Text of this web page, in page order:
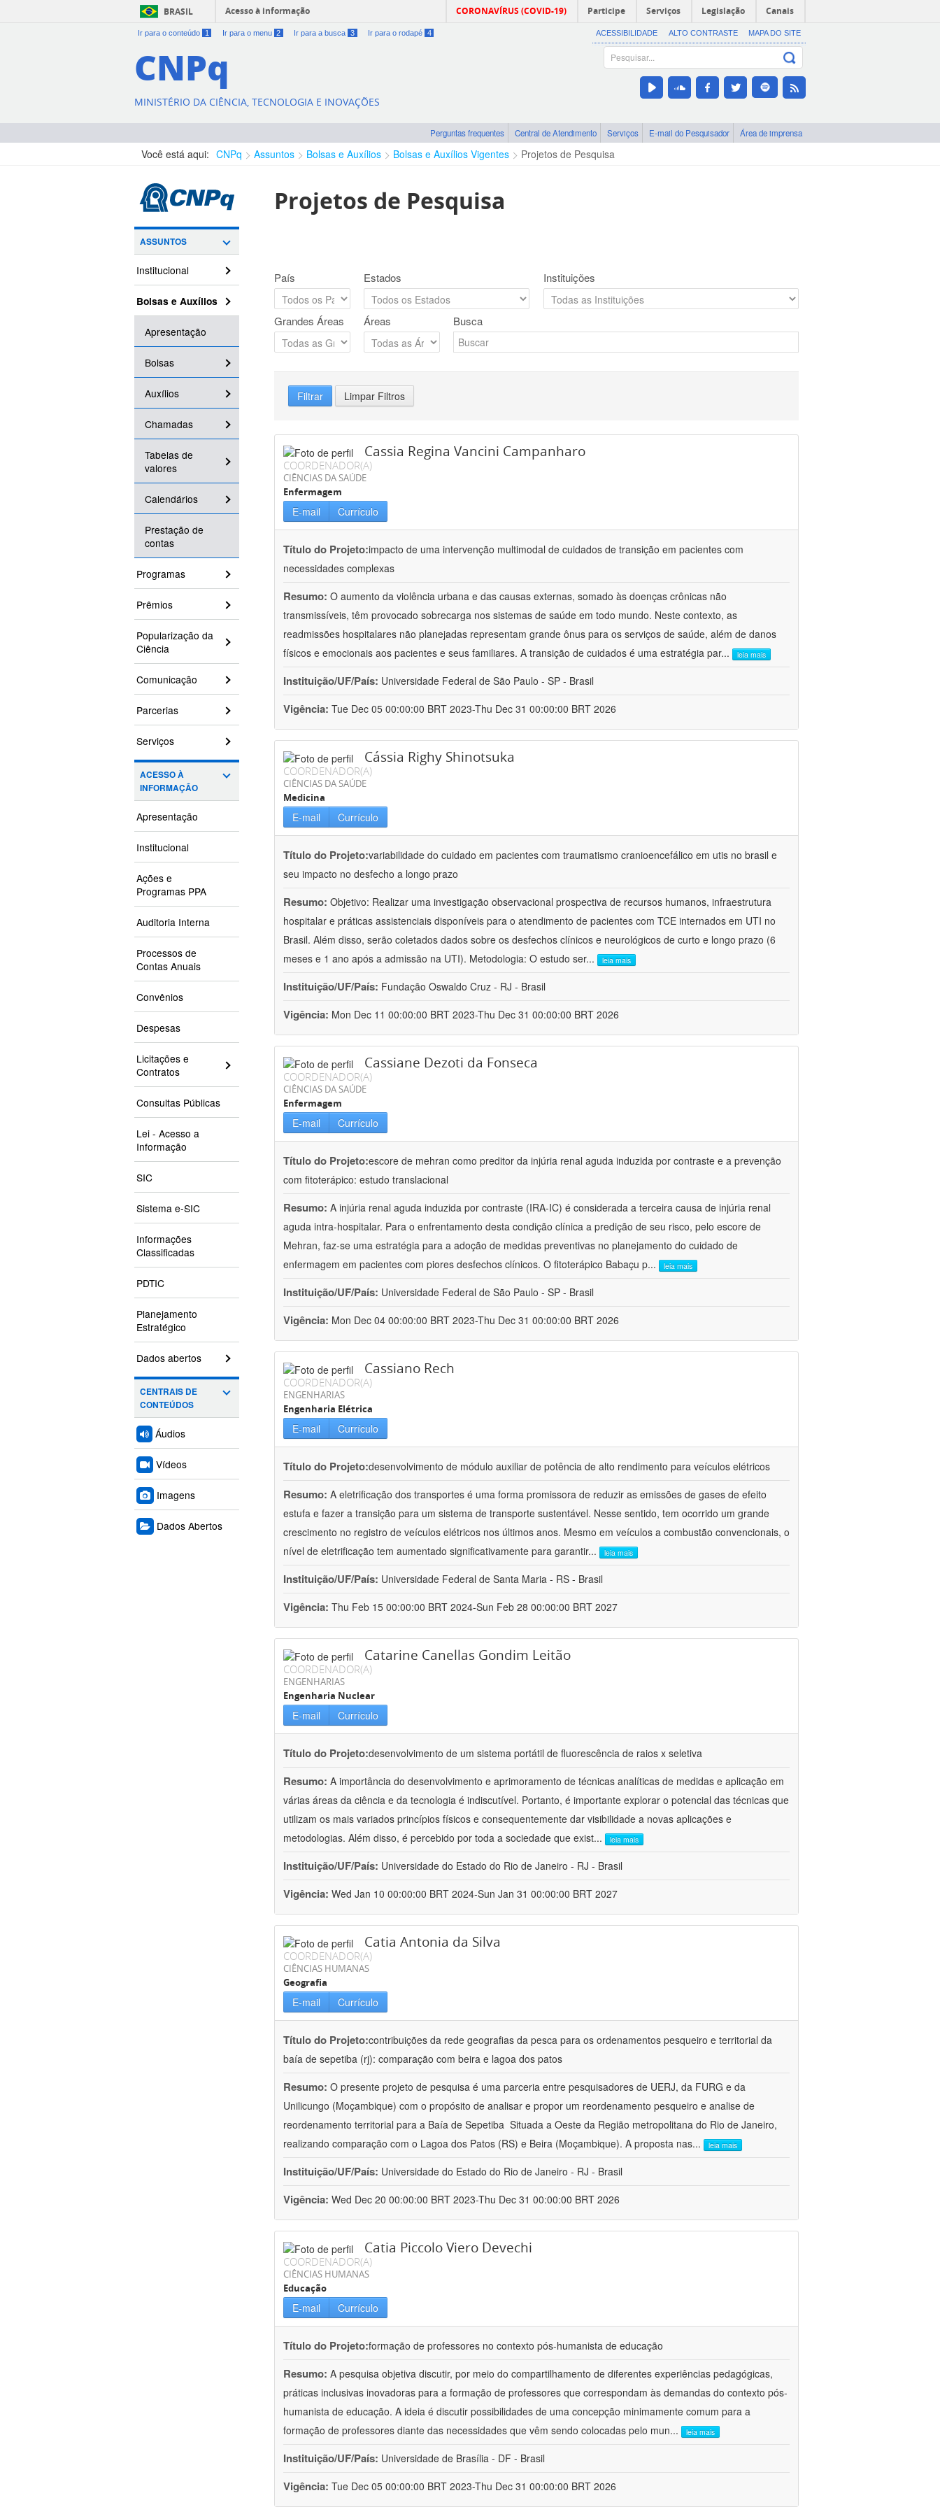
BRASIL Acesso à informação CORONAVÍRUS (COVID-19) Participe Serviços Legislação Canais
Ir para o conteúdo 1 Ir para o menu 2 Ir para a busca 3 Ir para o rodapé 4 ACESSIBILIDADE ALTO CONTRASTE MAPA DO SITE
CNPq
MINISTÉRIO DA CIÊNCIA, TECNOLOGIA E INOVAÇÕES
Perguntas frequentes Central de Atendimento Serviços E-mail do Pesquisador Área de imprensa
Você está aqui: CNPq Assuntos Bolsas e Auxílios Bolsas e Auxílios Vigentes Projetos de Pesquisa
ASSUNTOS
Institucional
Bolsas e Auxílios
Apresentação
Bolsas
Auxílios
Chamadas
Tabelas de
valores
Calendários
Prestação de
contas
Programas
Prêmios
Popularização da
Ciência
Comunicação
Parcerias
Serviços
ACESSO À
INFORMAÇÃO
Apresentação
Institucional
Ações e
Programas PPA
Auditoria Interna
Processos de
Contas Anuais
Convênios
Despesas
Licitações e
Contratos
Consultas Públicas
Lei - Acesso a
Informação
SIC
Sistema e-SIC
Informações
Classificadas
PDTIC
Planejamento
Estratégico
Dados abertos
CENTRAIS DE
CONTEÚDOS
Áudios
Vídeos
Imagens
Dados Abertos
Projetos de Pesquisa
País Estados Instituições
Grandes Áreas Áreas Busca
Filtrar Limpar Filtros
Cassia Regina Vancini Campanharo
COORDENADOR(A)
CIÊNCIAS DA SAÚDE
Enfermagem
E-mail Currículo
Título do Projeto:impacto de uma intervenção multimodal de cuidados de transição em pacientes com
necessidades complexas
Resumo: O aumento da violência urbana e das causas externas, somado às doenças crônicas não
transmissíveis, têm provocado sobrecarga nos sistemas de saúde em todo mundo. Neste contexto, as
readmissões hospitalares não planejadas representam grande ônus para os serviços de saúde, além de danos
físicos e emocionais aos pacientes e seus familiares. A transição de cuidados é uma estratégia par... leia mais
Instituição/UF/País: Universidade Federal de São Paulo - SP - Brasil
Vigência: Tue Dec 05 00:00:00 BRT 2023-Thu Dec 31 00:00:00 BRT 2026
Cássia Righy Shinotsuka
COORDENADOR(A)
CIÊNCIAS DA SAÚDE
Medicina
E-mail Currículo
Título do Projeto:variabilidade do cuidado em pacientes com traumatismo cranioencefálico em utis no brasil e
seu impacto no desfecho a longo prazo
Resumo: Objetivo: Realizar uma investigação observacional prospectiva de recursos humanos, infraestrutura
hospitalar e práticas assistenciais disponíveis para o atendimento de pacientes com TCE internados em UTI no
Brasil. Além disso, serão coletados dados sobre os desfechos clínicos e neurológicos de curto e longo prazo (6
meses e 1 ano após a admissão na UTI). Metodologia: O estudo ser... leia mais
Instituição/UF/País: Fundação Oswaldo Cruz - RJ - Brasil
Vigência: Mon Dec 11 00:00:00 BRT 2023-Thu Dec 31 00:00:00 BRT 2026
Cassiane Dezoti da Fonseca
COORDENADOR(A)
CIÊNCIAS DA SAÚDE
Enfermagem
E-mail Currículo
Título do Projeto:escore de mehran como preditor da injúria renal aguda induzida por contraste e a prevenção
com fitoterápico: estudo translacional
Resumo: A injúria renal aguda induzida por contraste (IRA-IC) é considerada a terceira causa de injúria renal
aguda intra-hospitalar. Para o enfrentamento desta condição clínica a predição de seu risco, pelo escore de
Mehran, faz-se uma estratégia para a adoção de medidas preventivas no planejamento do cuidado de
enfermagem em pacientes com piores desfechos clínicos. O fitoterápico Babaçu p... leia mais
Instituição/UF/País: Universidade Federal de São Paulo - SP - Brasil
Vigência: Mon Dec 04 00:00:00 BRT 2023-Thu Dec 31 00:00:00 BRT 2026
Cassiano Rech
COORDENADOR(A)
ENGENHARIAS
Engenharia Elétrica
E-mail Currículo
Título do Projeto:desenvolvimento de módulo auxiliar de potência de alto rendimento para veículos elétricos
Resumo: A eletrificação dos transportes é uma forma promissora de reduzir as emissões de gases de efeito
estufa e fazer a transição para um sistema de transporte sustentável. Nesse sentido, tem ocorrido um grande
crescimento no registro de veículos elétricos nos últimos anos. Mesmo em veículos a combustão convencionais, o
nível de eletrificação tem aumentado significativamente para garantir... leia mais
Instituição/UF/País: Universidade Federal de Santa Maria - RS - Brasil
Vigência: Thu Feb 15 00:00:00 BRT 2024-Sun Feb 28 00:00:00 BRT 2027
Catarine Canellas Gondim Leitão
COORDENADOR(A)
ENGENHARIAS
Engenharia Nuclear
E-mail Currículo
Título do Projeto:desenvolvimento de um sistema portátil de fluorescência de raios x seletiva
Resumo: A importância do desenvolvimento e aprimoramento de técnicas analíticas de medidas e aplicação em
várias áreas da ciência e da tecnologia é indiscutível. Portanto, é importante explorar o potencial das técnicas que
utilizam os mais variados princípios físicos e consequentemente dar visibilidade a novas aplicações e
metodologias. Além disso, é percebido por toda a sociedade que exist... leia mais
Instituição/UF/País: Universidade do Estado do Rio de Janeiro - RJ - Brasil
Vigência: Wed Jan 10 00:00:00 BRT 2024-Sun Jan 31 00:00:00 BRT 2027
Catia Antonia da Silva
COORDENADOR(A)
CIÊNCIAS HUMANAS
Geografia
E-mail Currículo
Título do Projeto:contribuições da rede geografias da pesca para os ordenamentos pesqueiro e territorial da
baía de sepetiba (rj): comparação com beira e lagoa dos patos
Resumo: O presente projeto de pesquisa é uma parceria entre pesquisadores de UERJ, da FURG e da
Unilicungo (Moçambique) com o propósito de analisar e propor um reordenamento pesqueiro e analise de
reordenamento territorial para a Baía de Sepetiba  Situada a Oeste da Região metropolitana do Rio de Janeiro,
realizando comparação com o Lagoa dos Patos (RS) e Beira (Moçambique). A proposta nas... leia mais
Instituição/UF/País: Universidade do Estado do Rio de Janeiro - RJ - Brasil
Vigência: Wed Dec 20 00:00:00 BRT 2023-Thu Dec 31 00:00:00 BRT 2026
Catia Piccolo Viero Devechi
COORDENADOR(A)
CIÊNCIAS HUMANAS
Educação
E-mail Currículo
Título do Projeto:formação de professores no contexto pós-humanista de educação
Resumo: A pesquisa objetiva discutir, por meio do compartilhamento de diferentes experiências pedagógicas,
práticas inclusivas inovadoras para a formação de professores que correspondam às demandas do contexto pós-
humanista de educação. A ideia é discutir possibilidades de uma concepção minimamente comum para a
formação de professores diante das necessidades que vêm sendo colocadas pelo mun... leia mais
Instituição/UF/País: Universidade de Brasília - DF - Brasil
Vigência: Tue Dec 05 00:00:00 BRT 2023-Thu Dec 31 00:00:00 BRT 2026